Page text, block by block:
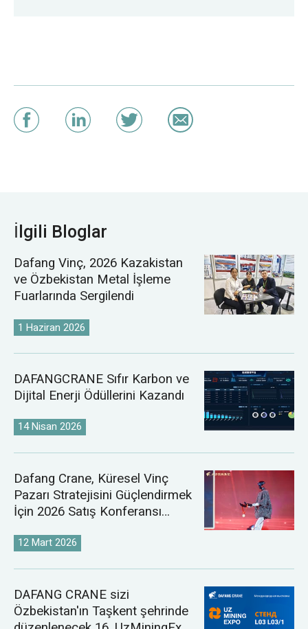
İlgili Bloglar
Dafang Vinç, 2026 Kazakistan
ve Özbekistan Metal İşleme
Fuarlarında Sergilendi
1 Haziran 2026
DAFANGCRANE Sıfır Karbon ve
Dijital Enerji Ödüllerini Kazandı
14 Nisan 2026
Dafang Crane, Küresel Vinç
Pazarı Stratejisini Güçlendirmek
İçin 2026 Satış Konferansı
12 Mart 2026
DAFANG CRANE sizi
Özbekistan'ın Taşkent şehrinde